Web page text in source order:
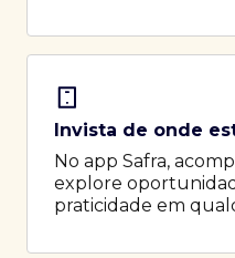
Invista de onde
No app Safra,
explore
praticidade em